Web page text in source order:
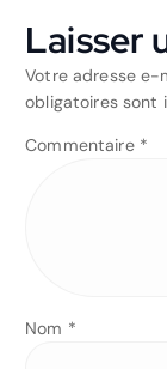
Laisser
Votre adresse e-
obligatoires sont
Commentaire *
Nom *